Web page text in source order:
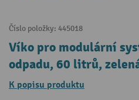
Číslo položky: 445018
Víko pro modulární
odpadu, 60 litrů,
K popisu produktu